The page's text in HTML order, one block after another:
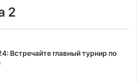
2
Встречайте главный турнир по